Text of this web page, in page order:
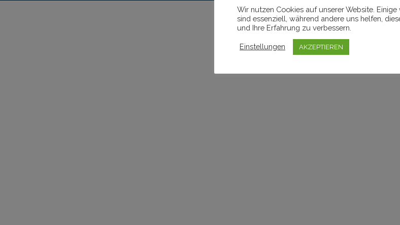
Wir nutzen Cookies auf unserer Website. Einige
sind essenziell, während andere uns helfen,
und Ihre Erfahrung zu verbessern.
Einstellungen AKZEPTIEREN